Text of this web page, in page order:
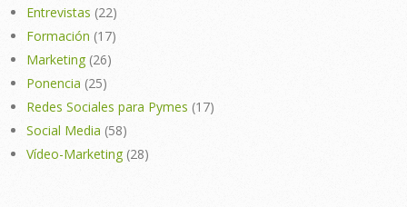
Entrevistas (22)
Formación (17)
Marketing(26)
Ponencia (25)
Redes Sociales para Pymes (17)
Social Media (58)
Vídeo-Marketing (28)